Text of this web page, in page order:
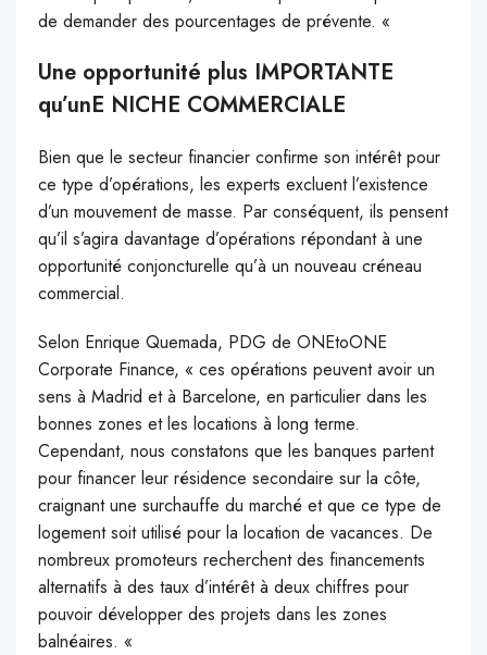
de demander des pourcentages de prévente. «
Une opportunité plus IMPORTANTE
qu’unE NICHE COMMERCIALE
Bien que le secteur financier confirme son intérêt pour
ce type d’opérations, les experts excluent l’existence
d’un mouvement de masse. Par conséquent, ils pensent
qu’il s’agira davantage d’opérations répondant à une
opportunité conjoncturelle qu’à un nouveau créneau
commercial.
Selon Enrique Quemada, PDG de ONEtoONE
Corporate Finance, « ces opérations peuvent avoir un
sens à Madrid et à Barcelone, en particulier dans les
bonnes zones et les locations à long terme.
Cependant, nous constatons que les banques partent
pour financer leur résidence secondaire sur la côte,
craignant une surchauffe du marché et que ce type de
logement soit utilisé pour la location de vacances. De
nombreux promoteurs recherchent des financements
alternatifs à des taux d’intérêt à deux chiffres pour
pouvoir développer des projets dans les zones
balnéaires. «